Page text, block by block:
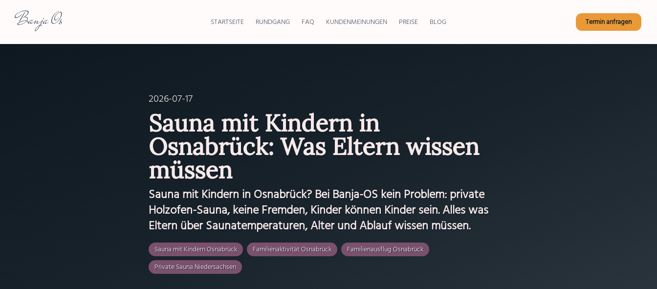
Banja Os STARTSEITE RUNDGANG FAQ KUNDENMEINUNGEN PREISE BLOG Termin anfragen
2026-07-17
Sauna mit Kindern in
Osnabrück: Was Eltern wissen
müssen
Sauna mit Kindern in Osnabrück? Bei Banja-OS kein Problem: private
Holzofen-Sauna, keine Fremden, Kinder können Kinder sein. Alles was
Eltern über Saunatemperaturen, Alter und Ablauf wissen müssen.
Sauna mit Kindern Osnabrück Familienaktivität Osnabrück
Familienausflug Osnabrück
Private Sauna Niedersachsen